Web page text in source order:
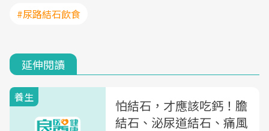
#尿路結石飲食
延伸閱讀
養生
怕結石，才應該吃鈣！膽
結石、泌尿道結石、痛風